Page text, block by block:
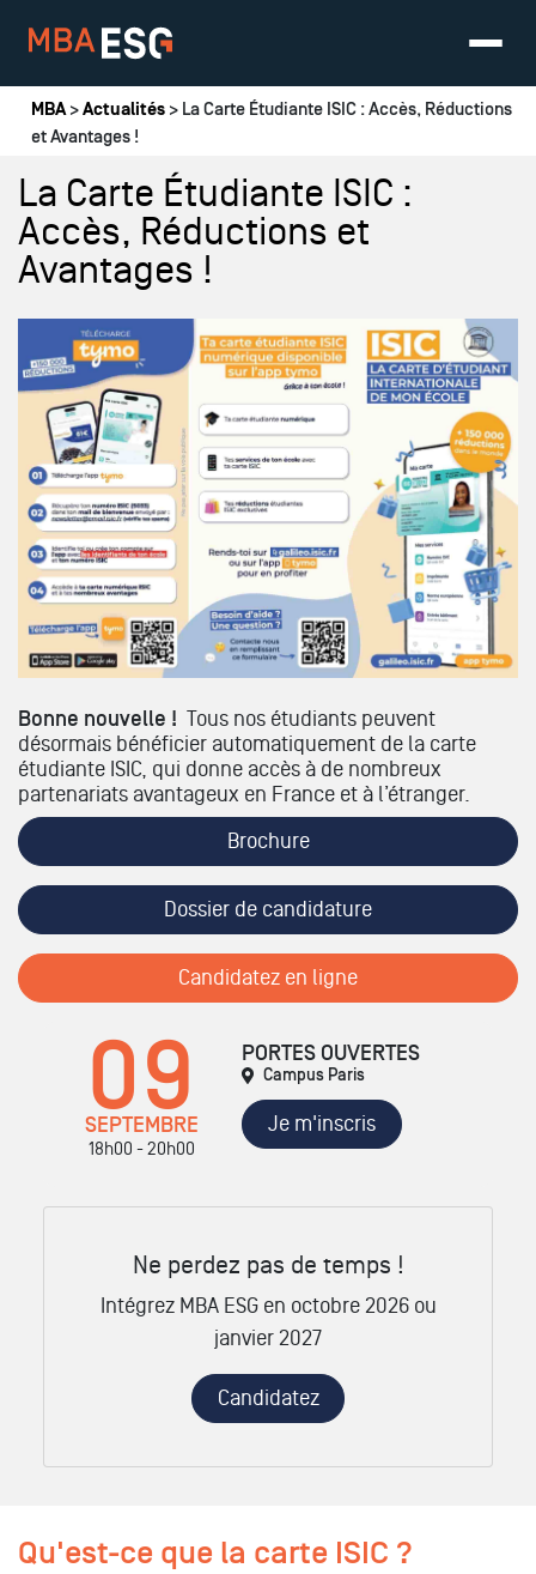
Vous êtes ici
MBA>Actualités > La Carte Étudiante ISIC : Accès, Réductions
et Avantages !
La Carte Étudiante ISIC :
Accès, Réductions et
Avantages !
Bonne nouvelle ! Tous nos étudiants peuvent
désormais bénéficier automatiquement de la carte
étudiante ISIC, qui donne accès à de nombreux
partenariats avantageux en France et à l’étranger.
Brochure
Dossier de candidature
Candidatez en ligne
09
SEPTEMBRE
18h00 - 20h00
PORTES OUVERTES
Campus Paris
Je m'inscris
Ne perdez pas de temps !
Intégrez MBA ESG en octobre 2026 ou
janvier 2027
Candidatez
Qu'est-ce que la carte ISIC ?